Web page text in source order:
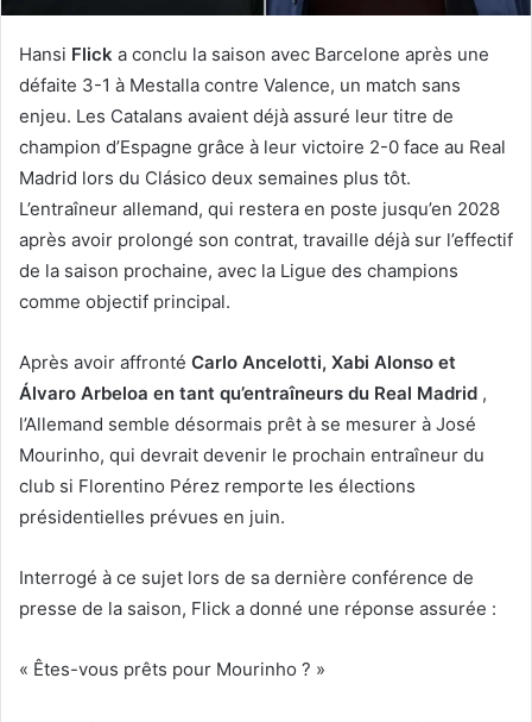
Hansi Flick a conclu la saison avec Barcelone après une
défaite 3-1 à Mestalla contre Valence, un match sans
enjeu. Les Catalans avaient déjà assuré leur titre de
champion d’Espagne grâce à leur victoire 2-0 face au Real
Madrid lors du Clásico deux semaines plus tôt.
L’entraîneur allemand, qui restera en poste jusqu’en 2028
après avoir prolongé son contrat, travaille déjà sur l’effectif
de la saison prochaine, avec la Ligue des champions
comme objectif principal.
Après avoir affronté Carlo Ancelotti, Xabi Alonso et
Álvaro Arbeloa en tant qu’entraîneurs du Real Madrid ,
l’Allemand semble désormais prêt à se mesurer à José
Mourinho, qui devrait devenir le prochain entraîneur du
club si Florentino Pérez remporte les élections
présidentielles prévues en juin.
Interrogé à ce sujet lors de sa dernière conférence de
presse de la saison, Flick a donné une réponse assurée :
« Êtes-vous prêts pour Mourinho ? »